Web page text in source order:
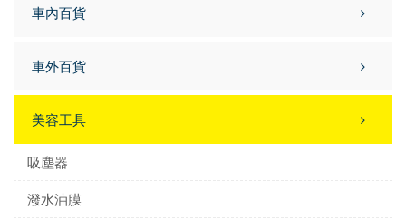
車內百貨
車外百貨
美容工具
吸塵器
潑水油膜